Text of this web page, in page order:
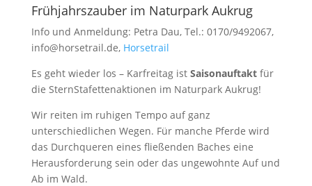
Frühjahrszauber im Naturpark Aukrug
Info und Anmeldung: Petra Dau, Tel.: 0170/9492067,
info@horsetrail.de, Horsetrail
Es geht wieder los – Karfreitag ist Saisonauftaktfür
die SternStafettenaktionen im Naturpark Aukrug!
Wir reiten im ruhigen Tempo auf ganz
unterschiedlichen Wegen. Für manche Pferde wird
das Durchqueren eines fließenden Baches eine
Herausforderung sein oder das ungewohnte Auf und
Ab im Wald.